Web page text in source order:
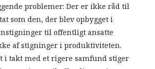
problemer: Der er ikke råd til
som den, der blev opbygget i
til offentligt ansatte
af stigninger i produktiviteten.
i takt med et rigere samfund stiger